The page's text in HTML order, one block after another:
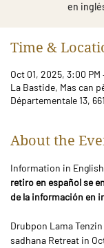
en
Time &
Oct 01, 2025, 3:00 PM
La Bastide, Mas can
Départementale 13,
About the
Information in
retiro en español se
de la información en
Drubpon Lama
sadhana Retreat in